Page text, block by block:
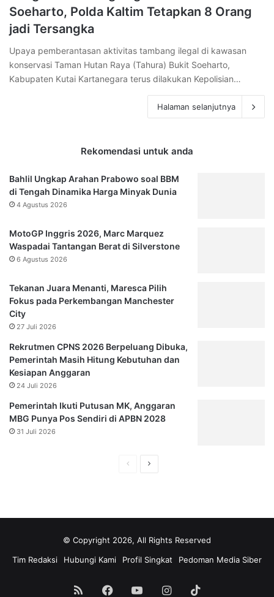
Soeharto, Polda Kaltim Tetapkan 8 Orang
jadi Tersangka
Upaya pemberantasan aktivitas tambang ilegal di kawasan
konservasi Taman Hutan Raya (Tahura) Bukit Soeharto,
Kabupaten Kutai Kartanegara terus dilakukan Kepolisian…
Halaman selanjutnya
Rekomendasi untuk anda
Bahlil Ungkap Arahan Prabowo soal BBM
di Tengah Dinamika Harga Minyak Dunia
4 Agustus 2026
MotoGP Inggris 2026, Marc Marquez
Waspadai Tantangan Berat di Silverstone
6 Agustus 2026
Tekanan Juara Menanti, Maresca Pilih
Fokus pada Perkembangan Manchester
City
27 Juli 2026
Rekrutmen CPNS 2026 Berpeluang Dibuka,
Pemerintah Masih Hitung Kebutuhan dan
Kesiapan Anggaran
24 Juli 2026
Pemerintah Ikuti Putusan MK, Anggaran
MBG Punya Pos Sendiri di APBN 2028
31 Juli 2026
© Copyright 2026, All Rights Reserved
Tim Redaksi
Hubungi Kami Profil Singkat Pedoman Media Siber
RSS FacebookYouTubeInstagram